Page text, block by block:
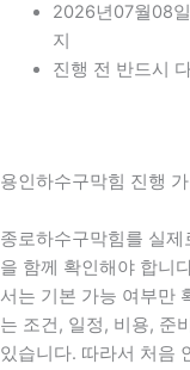
2026년07월08
지
진행 전 반드시
용인하수구막힘 진행
종로하수구막힘를 실
을 함께 확인해야 합니
서는 기본 가능 여부만
는 조건, 일정, 비용, 준
있습니다. 따라서 처음